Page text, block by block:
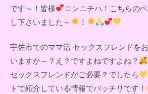
です～！皆様
コンニチハ！こちらの
し下さいました～
！
宇佐市でのママ活 セックスフレンドを
いますか～？え？ですよねですよね？
セックスフレンドがご必要？でしたら
トで紹介している情報でバッチリです！